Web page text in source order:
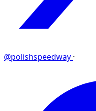
@polishspeedway ·